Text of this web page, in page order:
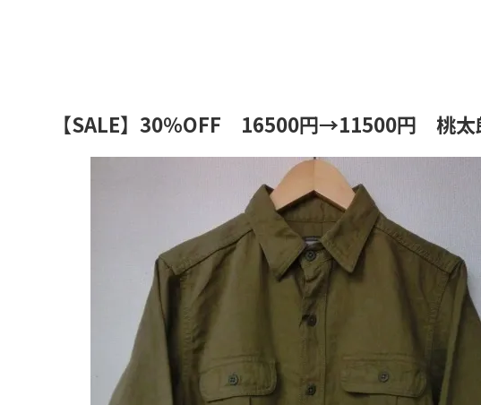
【SALE】30％OFF 16500円→11500円 桃